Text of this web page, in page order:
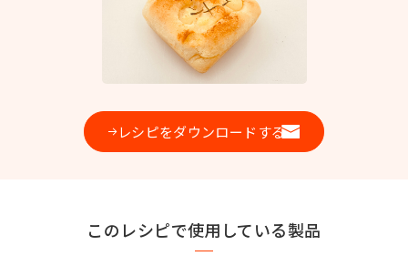
植物性ミルク食感改良
お問い合わせ
レシピをダウンロードする
このレシピで使用している製品